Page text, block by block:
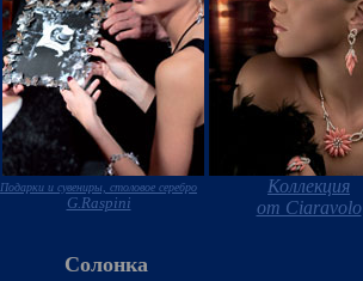
Подарки и сувениры, столовое серебро
G.Raspini
Коллекция
от Ciaravolo
Солонка